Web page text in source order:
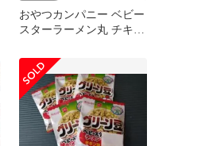
おやつカンパニー ベビー
スターラーメン丸 チキン
ーカー 問屋直送| 送料無
料 お菓子 スナック菓子
べびーすたー 個包装 6P
ストック スイーツ おつ
まみ ケース買い まとめ
買い 業者 仕入れ 大量 麺